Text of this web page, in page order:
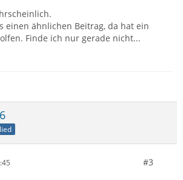
einen ähnlichen Beitrag, da hat ein
Finde ich nur gerade nicht...
#3